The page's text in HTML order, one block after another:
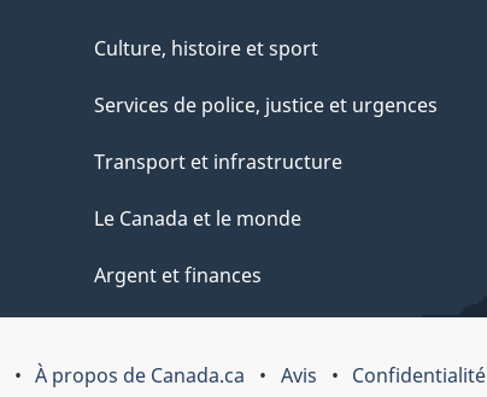
Culture, histoire et sport
Services de police, justice et urgences
Transport et infrastructure
Le Canada et le monde
Argent et finances
À propos de Canada.ca Avis Confidentialité